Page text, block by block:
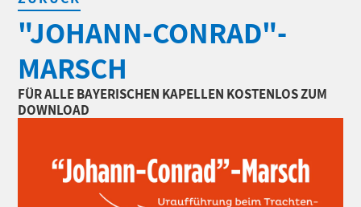
"JOHANN-CONRAD"-
MARSCH
FÜR ALLE BAYERISCHEN KAPELLEN KOSTENLOS ZUM
DOWNLOAD